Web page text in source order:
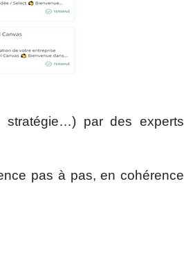
stratégie…) par des experts
pas à pas, en cohérence